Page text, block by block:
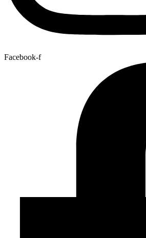
Facebook-f